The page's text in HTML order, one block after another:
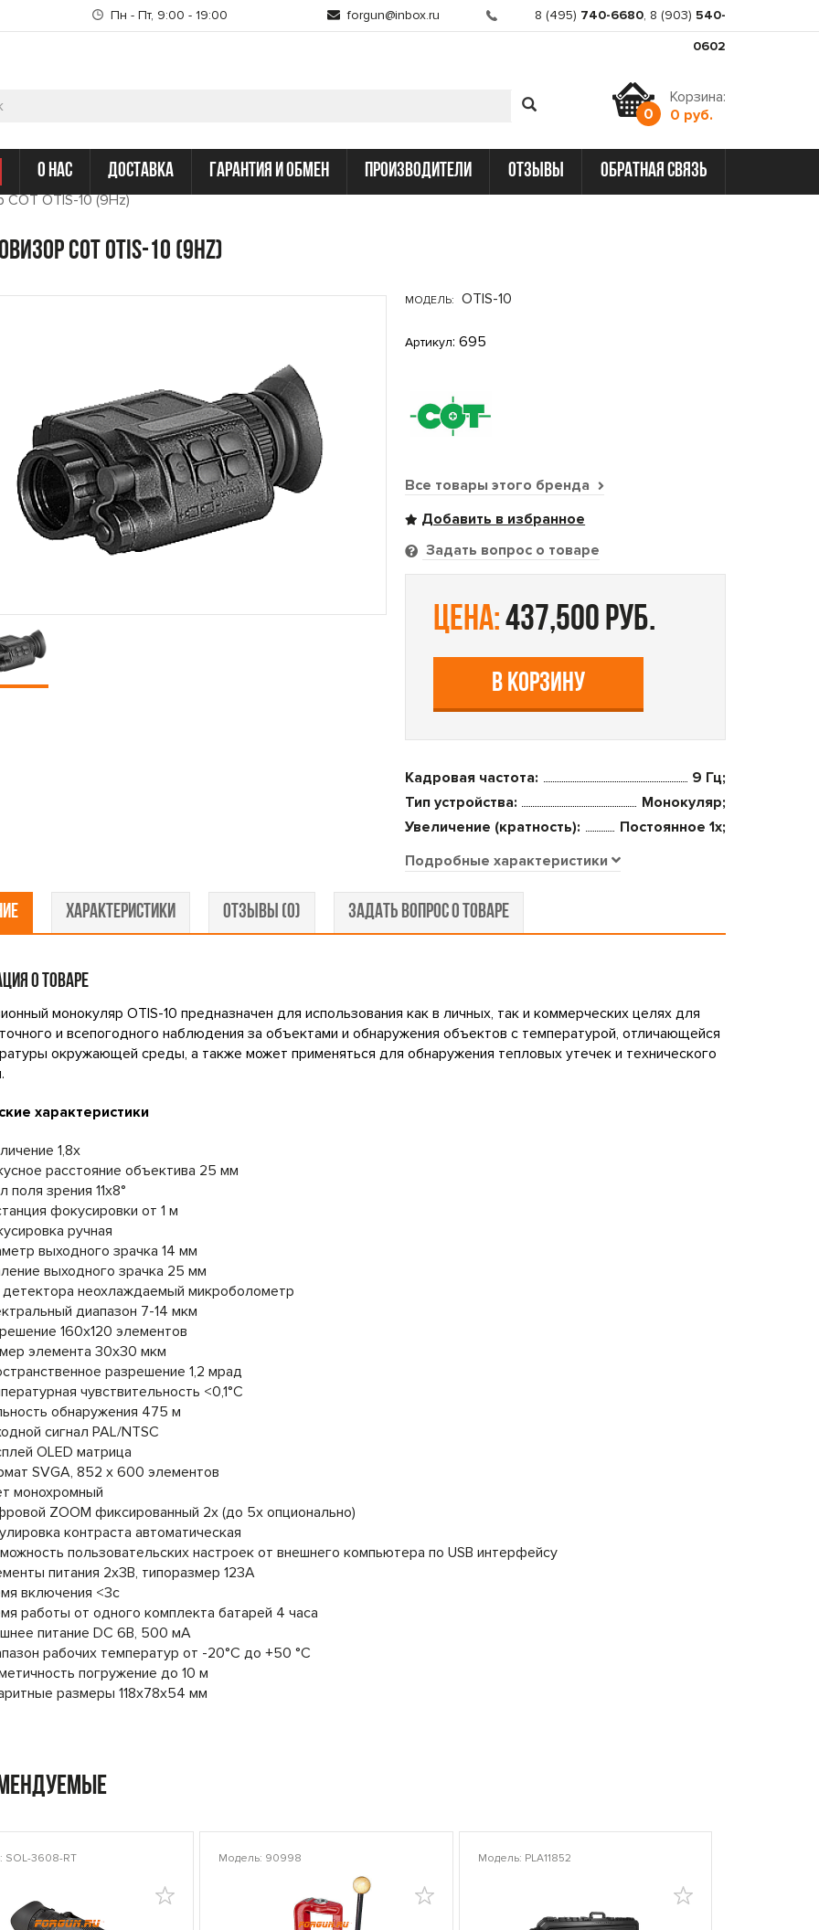
Пн - Пт, 9:00 - 19:00 forgun@inbox.ru 8 (495) 740-6680, 8 (903) 540-
0602
0
Корзина:
0 руб.
о нас доставка гарантия и обмен производители отзывы обратная связь
COT OTIS-10 (9Hz)
COT OTIS-10 (9Hz)
МОДЕЛЬ: OTIS-10
Артикул: 695
Все товары этого бренда
Задать вопрос о товаре
цена:437,500 руб.
В КОРЗИНУ
Кадровая частота:
9 Гц;
Тип устройства:
Монокуляр;
Увеличение (кратность):
Постоянное 1x;
Подробные характеристики
ХАРАКТЕРИСТИКИ ОТЗЫВЫ (0) ЗАДАТЬ ВОПРОС О ТОВАРЕ
О ТОВАРЕ
монокуляр OTIS-10 предназначен для использования как в личных, так и коммерческих целях для
и всепогодного наблюдения за объектами и обнаружения объектов с температурой, отличающейся
окружающей среды, а также может применяться для обнаружения тепловых утечек и технического
характеристики
1,8х
расстояние объектива 25 мм
поля зрения 11х8°
фокусировки от 1 м
ручная
выходного зрачка 14 мм
выходного зрачка 25 мм
детектора неохлаждаемый микроболометр
диапазон 7-14 мкм
160х120 элементов
элемента 30х30 мкм
разрешение 1,2 мрад
чувствительность <0,1°С
обнаружения 475 м
сигнал PAL/NTSC
OLED матрица
SVGA, 852 х 600 элементов
монохромный
ZOOM фиксированный 2х (до 5х опционально)
контраста автоматическая
пользовательских настроек от внешнего компьютера по USB интерфейсу
питания 2х3В, типоразмер 123А
включения <3с
работы от одного комплекта батарей 4 часа
питание DC 6В, 500 мА
рабочих температур от -20°С до +50 °С
погружение до 10 м
размеры 118х78х54 мм
SOL-3608-RT Модель: 90998 Модель: PLA11852